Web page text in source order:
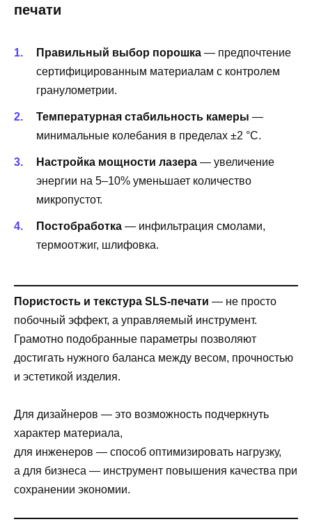
печати
Правильный выбор порошка — предпочтение
сертифицированным материалам с контролем
гранулометрии.
Температурная стабильность камеры —
минимальные колебания в пределах ±2 °C.
Настройка мощности лазера — увеличение
энергии на 5–10% уменьшает количество
микропустот.
Постобработка — инфильтрация смолами,
термоотжиг, шлифовка.
Пористость и текстура SLS-печати — не просто
побочный эффект, а управляемый инструмент.
Грамотно подобранные параметры позволяют
достигать нужного баланса между весом, прочностью
и эстетикой изделия.
Для дизайнеров — это возможность подчеркнуть
характер материала,
для инженеров — способ оптимизировать нагрузку,
а для бизнеса — инструмент повышения качества при
сохранении экономии.